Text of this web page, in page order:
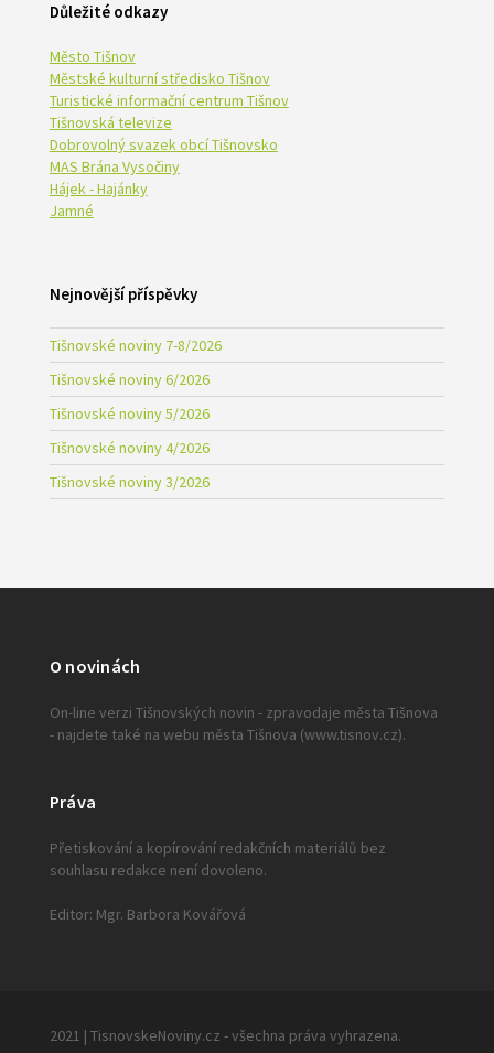
Důležité odkazy
Město Tišnov
Městské kulturní středisko Tišnov
Turistické informační centrum Tišnov
Tišnovská televize
Dobrovolný svazek obcí Tišnovsko
MAS Brána Vysočiny
Hájek - Hajánky
Jamné
Nejnovější příspěvky
Tišnovské noviny 7-8/2026
Tišnovské noviny 6/2026
Tišnovské noviny 5/2026
Tišnovské noviny 4/2026
Tišnovské noviny 3/2026
O novinách
On-line verzi Tišnovských novin - zpravodaje města Tišnova
- najdete také na webu města Tišnova (www.tisnov.cz).
Práva
Přetiskování a kopírování redakčních materiálů bez
souhlasu redakce není dovoleno.
Editor: Mgr. Barbora Kovářová
2021 | TisnovskeNoviny.cz - všechna práva vyhrazena.